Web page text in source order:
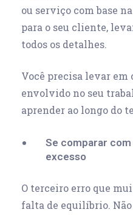
ou serviço com base
para o seu cliente,
todos os detalhes.
Você precisa levar em
envolvido no seu
aprender ao longo do
Se comparar
excesso
O terceiro erro que
falta de equilíbrio. Não